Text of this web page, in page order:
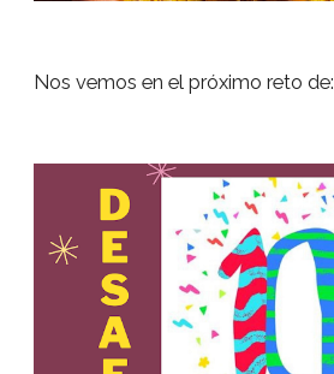
Nos vemos en el próximo reto de: